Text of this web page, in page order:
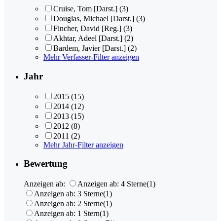
Cruise, Tom [Darst.] (3)
Douglas, Michael [Darst.] (3)
Fincher, David [Reg.] (3)
Akhtar, Adeel [Darst.] (2)
Bardem, Javier [Darst.] (2)
Mehr Verfasser-Filter anzeigen
Jahr
2015 (15)
2014 (12)
2013 (15)
2012 (8)
2011 (2)
Mehr Jahr-Filter anzeigen
Bewertung
Anzeigen ab: Anzeigen ab: 4 Sterne(1)
Anzeigen ab: 3 Sterne(1)
Anzeigen ab: 2 Sterne(1)
Anzeigen ab: 1 Stern(1)